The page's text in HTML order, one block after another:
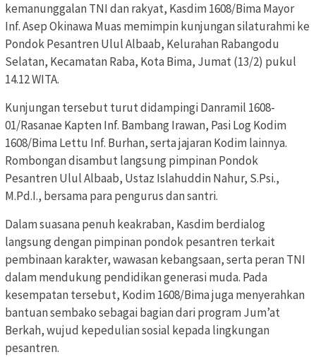
kemanunggalan TNI dan rakyat, Kasdim 1608/Bima Mayor
Inf. Asep Okinawa Muas memimpin kunjungan silaturahmi ke
Pondok Pesantren Ulul Albaab, Kelurahan Rabangodu
Selatan, Kecamatan Raba, Kota Bima, Jumat (13/2) pukul
14.12 WITA.
Kunjungan tersebut turut didampingi Danramil 1608-
01/Rasanae Kapten Inf. Bambang Irawan, Pasi Log Kodim
1608/Bima Lettu Inf. Burhan, serta jajaran Kodim lainnya.
Rombongan disambut langsung pimpinan Pondok
Pesantren Ulul Albaab, Ustaz Islahuddin Nahur, S.Psi.,
M.Pd.I., bersama para pengurus dan santri.
Dalam suasana penuh keakraban, Kasdim berdialog
langsung dengan pimpinan pondok pesantren terkait
pembinaan karakter, wawasan kebangsaan, serta peran TNI
dalam mendukung pendidikan generasi muda. Pada
kesempatan tersebut, Kodim 1608/Bima juga menyerahkan
bantuan sembako sebagai bagian dari program Jum’at
Berkah, wujud kepedulian sosial kepada lingkungan
pesantren.